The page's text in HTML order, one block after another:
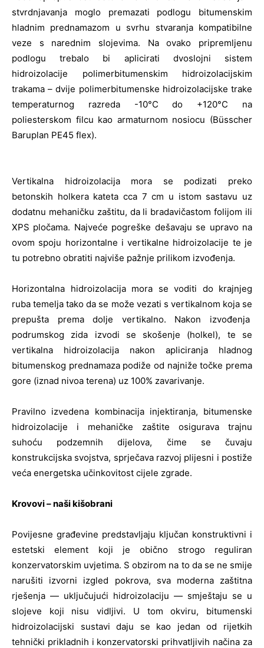
stvrdnjavanja moglo premazati podlogu bitumenskim
hladnim prednamazom u svrhu stvaranja kompatibilne
veze s narednim slojevima. Na ovako pripremljenu
podlogu trebalo bi aplicirati dvoslojni sistem
hidroizolacije polimerbitumenskim hidroizolacijskim
trakama – dvije polimerbitumenske hidroizolacijske trake
temperaturnog razreda -10°C do +120°C na
poliesterskom filcu kao armaturnom nosiocu (Büsscher
Baruplan PE45 flex).
Vertikalna hidroizolacija mora se podizati preko
betonskih holkera kateta cca 7 cm u istom sastavu uz
dodatnu mehaničku zaštitu, da li bradavičastom folijom ili
XPS pločama. Najveće pogreške dešavaju se upravo na
ovom spoju horizontalne i vertikalne hidroizolacije te je
tu potrebno obratiti najviše pažnje prilikom izvođenja.
Horizontalna hidroizolacija mora se voditi do krajnjeg
ruba temelja tako da se može vezati s vertikalnom koja se
prepušta prema dolje vertikalno. Nakon izvođenja
podrumskog zida izvodi se skošenje (holkel), te se
vertikalna hidroizolacija nakon apliciranja hladnog
bitumenskog prednamaza podiže od najniže točke prema
gore (iznad nivoa terena) uz 100% zavarivanje.
Pravilno izvedena kombinacija injektiranja, bitumenske
hidroizolacije i mehaničke zaštite osigurava trajnu
suhoću podzemnih dijelova, čime se čuvaju
konstrukcijska svojstva, sprječava razvoj plijesni i postiže
veća energetska učinkovitost cijele zgrade.
Krovovi – naši kišobrani
Povijesne građevine predstavljaju ključan konstruktivni i
estetski element koji je obično strogo reguliran
konzervatorskim uvjetima. S obzirom na to da se ne smije
narušiti izvorni izgled pokrova, sva moderna zaštitna
rješenja — uključujući hidroizolaciju — smještaju se u
slojeve koji nisu vidljivi. U tom okviru, bitumenski
hidroizolacijski sustavi daju se kao jedan od rijetkih
tehnički prikladnih i konzervatorski prihvatljivih načina za